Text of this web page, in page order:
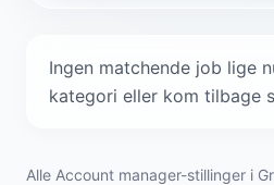
Ingen matchende job lige
kategori eller kom tilbage
Alle Account manager-stillinger i